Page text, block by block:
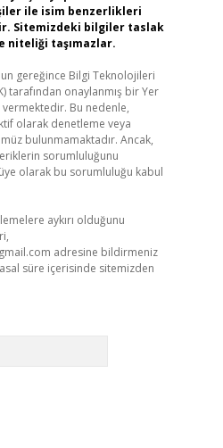
ile isim benzerlikleri
Sitemizdeki bilgiler taslak
niteliği taşımazlar.
gereğince Bilgi Teknolojileri
tarafından onaylanmış bir Yer
vermektedir. Bu nedenle,
olarak denetleme veya
bulunmamaktadır. Ancak,
sorumluluğunu
olarak bu sorumluluğu kabul
aykırı olduğunu
adresine bildirmeniz
süre içerisinde sitemizden